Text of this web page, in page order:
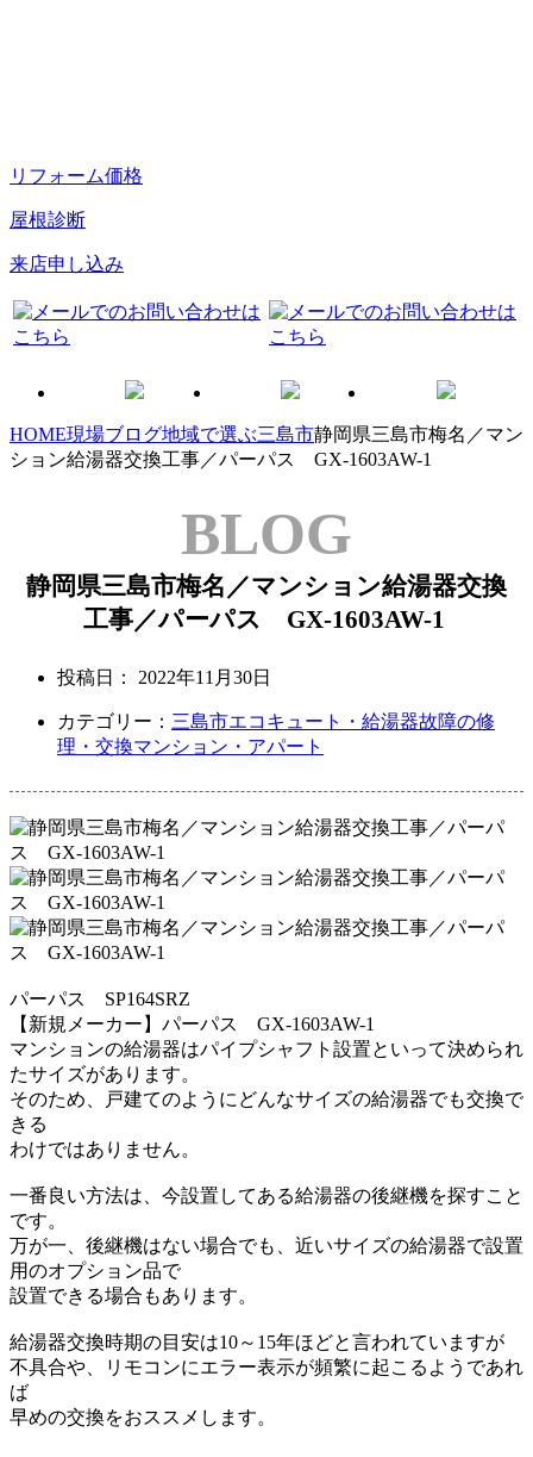
リフォーム価格
屋根診断
来店申し込み
HOME現場ブログ地域で選ぶ三島市静岡県三島市梅名／マン
ション給湯器交換工事／パーパス GX-1603AW-1
BLOG
静岡県三島市梅名／マンション給湯器交換
工事／パーパス GX-1603AW-1
投稿日： 2022年11月30日
カテゴリー： 三島市エコキュート・給湯器故障の修
理・交換マンション・アパート
パーパス SP164SRZ
【新規メーカー】パーパス GX-1603AW-1
マンションの給湯器はパイプシャフト設置といって決められ
たサイズがあります。
そのため、戸建てのようにどんなサイズの給湯器でも交換で
きる
わけではありません。
一番良い方法は、今設置してある給湯器の後継機を探すこと
です。
万が一、後継機はない場合でも、近いサイズの給湯器で設置
用のオプション品で
設置できる場合もあります。
給湯器交換時期の目安は10～15年ほどと言われていますが
不具合や、リモコンにエラー表示が頻繁に起こるようであれ
ば
早めの交換をおススメします。